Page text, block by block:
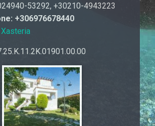
53292, +30210-4943223
+306976678440
Xasteria